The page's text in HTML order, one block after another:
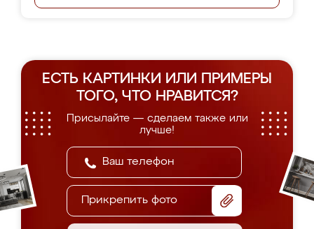
ЕСТЬ КАРТИНКИ ИЛИ ПРИМЕРЫ
ТОГО, ЧТО НРАВИТСЯ?
Присылайте — сделаем также или
лучше!
Прикрепить фото